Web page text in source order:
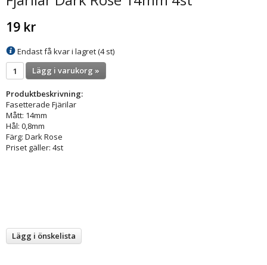
19 kr
Endast få kvar i lagret (4 st)
Lägg i varukorg »
Produktbeskrivning:
Fasetterade Fjärilar
Mått: 14mm
Hål: 0,8mm
Färg: Dark Rose
Priset gäller: 4st
Lägg i önskelista